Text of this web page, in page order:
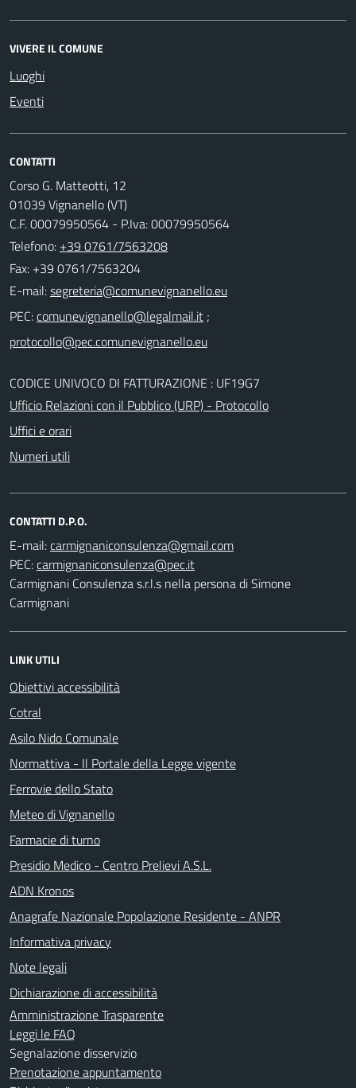
VIVERE IL COMUNE
Luoghi
Eventi
CONTATTI
Corso G. Matteotti, 12
01039 Vignanello (VT)
C.F. 00079950564 - P.Iva: 00079950564
Telefono: +39 0761/7563208
Fax: +39 0761/7563204
E-mail:
PEC:
;
CODICE UNIVOCO DI FATTURAZIONE : UF19G7
Ufficio Relazioni con il Pubblico (URP) - Protocollo
Uffici e orari
Numeri utili
CONTATTI D.P.O.
E-mail:
PEC:
Carmignani Consulenza s.r.l.s nella persona di Simone
Carmignani
LINK UTILI
Obiettivi accessibilità
Cotral
Asilo Nido Comunale
Normattiva - Il Portale della Legge vigente
Ferrovie dello Stato
Meteo di Vignanello
Farmacie di turno
Presidio Medico - Centro Prelievi A.S.L.
ADN Kronos
Anagrafe Nazionale Popolazione Residente - ANPR
Informativa privacy
Note legali
Dichiarazione di accessibilità
Amministrazione Trasparente
Leggi le FAQ
Segnalazione disservizio
Prenotazione appuntamento